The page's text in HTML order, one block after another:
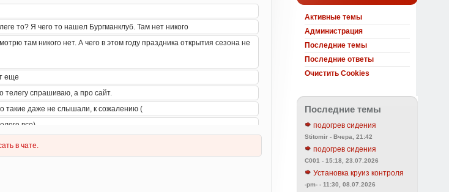
Активные темы
Администрация
Последние темы
Последние ответы
Очистить Cookies
Последние темы
подогрев сидения
Stitomir - Вчера, 21:42
подогрев сидения
C001 - 15:18, 23.07.2026
Установка круиз контроля
-pm- - 11:30, 08.07.2026